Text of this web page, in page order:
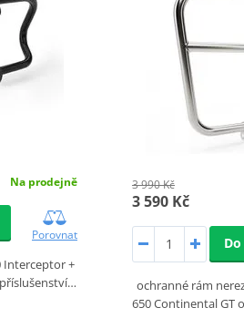
Na prodejně
Porovnat
+
3 990 Kč
3 590 Kč
ochranné rám
650 Continental GT